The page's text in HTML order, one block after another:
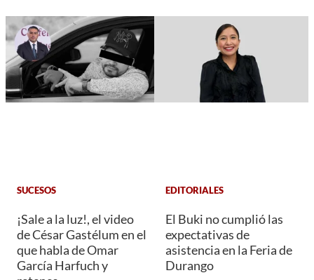
SUCESOS
¡Sale a la luz!, el video
de César Gastélum en el
que habla de Omar
García Harfuch y
EDITORIALES
El Buki no cumplió las
expectativas de
asistencia en la Feria de
Durango